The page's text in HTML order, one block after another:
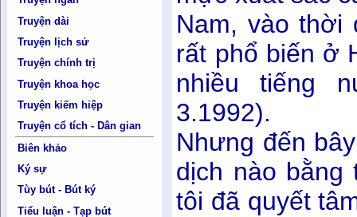
Truyện dài
Truyện lịch sử
Truyện chính trị
Truyện khoa học
Truyện kiếm hiệp
Truyện cổ tích - Dân gian
Biên khảo
Ký sự
Tùy bút - Bút ký
Tiểu luận - Tạp bút
Nam, vào thời
rất phổ biến ở
nhiều tiếng
3.1992).
Nhưng đến
dịch nào bằng
tôi đã quyết